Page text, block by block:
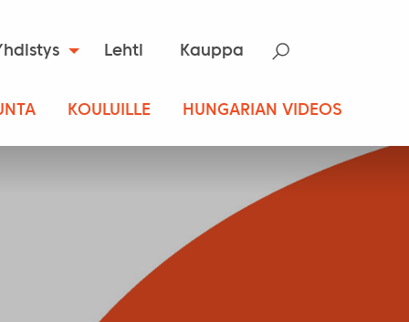
Lehti Kauppa
KOULUILLE HUNGARIAN VIDEOS